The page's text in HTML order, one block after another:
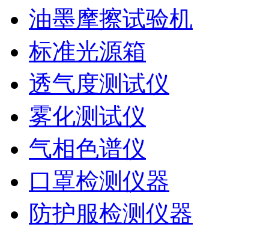
油墨摩擦试验机
标准光源箱
透气度测试仪
雾化测试仪
气相色谱仪
口罩检测仪器
防护服检测仪器